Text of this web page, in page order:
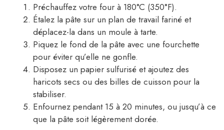
Préchauffez votre four à 180°C (350°F).
Étalez la pâte sur un plan de travail fariné et
déplacez-la dans un moule à tarte.
Piquez le fond de la pâte avec une fourchette
pour éviter qu’elle ne gonfle.
Disposez un papier sulfurisé et ajoutez des
haricots secs ou des billes de cuisson pour la
stabiliser.
Enfournez pendant 15 à 20 minutes, ou jusqu’à ce
que la pâte soit légèrement dorée.